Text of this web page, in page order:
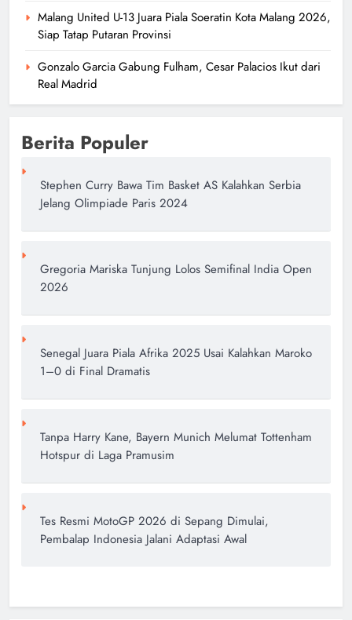
Malang United U-13 Juara Piala Soeratin Kota Malang 2026,
Siap Tatap Putaran Provinsi
Gonzalo Garcia Gabung Fulham, Cesar Palacios Ikut dari
Real Madrid
Berita Populer
Stephen Curry Bawa Tim Basket AS Kalahkan Serbia
Jelang Olimpiade Paris 2024
Gregoria Mariska Tunjung Lolos Semifinal India Open
2026
Senegal Juara Piala Afrika 2025 Usai Kalahkan Maroko
1–0 di Final Dramatis
Tanpa Harry Kane, Bayern Munich Melumat Tottenham
Hotspur di Laga Pramusim
Tes Resmi MotoGP 2026 di Sepang Dimulai,
Pembalap Indonesia Jalani Adaptasi Awal